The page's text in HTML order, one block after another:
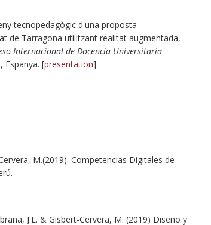
tecnopedagògic d'una proposta
de Tarragona utilitzant realitat augmentada,
Internacional de Docencia Universitaria
Espanya. [presentation]
M.(2019). Competencias Digitales de
J.L. & Gisbert-Cervera, M. (2019) Diseño y